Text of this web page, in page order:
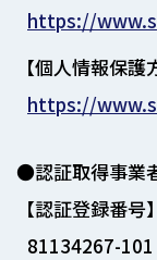
https://
【個人情報保護
https://
●認証取得事業
【認証登録番号】
81134267-101